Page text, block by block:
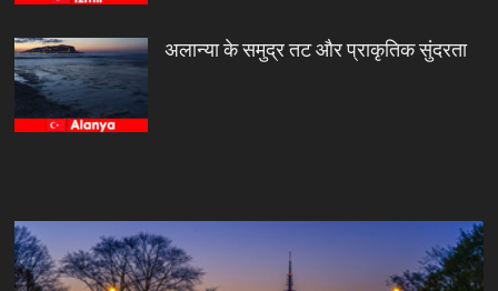
अलान्या के समुद्र तट और प्राकृतिक सुंदरता